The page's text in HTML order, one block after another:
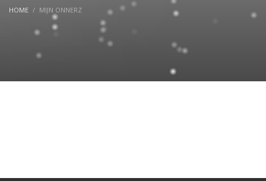
HOME MIJN ONNERZ